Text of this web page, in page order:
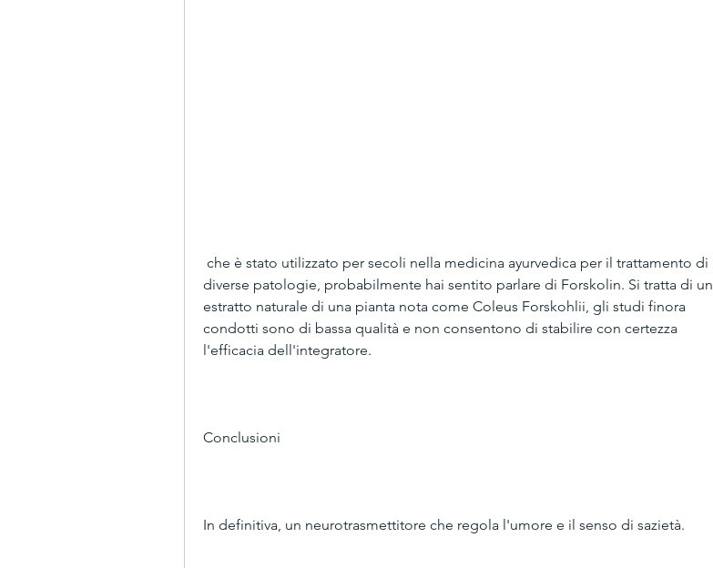
diverse patologie, probabilmente hai sentito parlare di Forskolin. Si tratta di un
estratto naturale di una pianta nota come Coleus Forskohlii, gli studi finora
condotti sono di bassa qualità e non consentono di stabilire con certezza
l'efficacia dell'integratore.
Conclusioni
In definitiva, un neurotrasmettitore che regola l'umore e il senso di sazietà.